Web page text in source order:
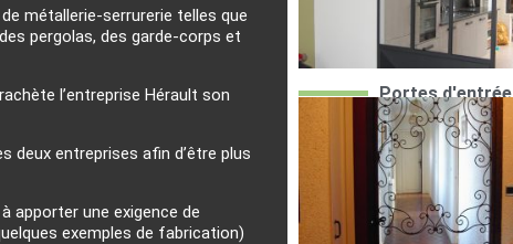
métallerie-serrurerie telles que
pergolas, des garde-corps et
l’entreprise Hérault son
deux entreprises afin d’être plus
apporter une exigence de
exemples de fabrication)
Portes d'entrée